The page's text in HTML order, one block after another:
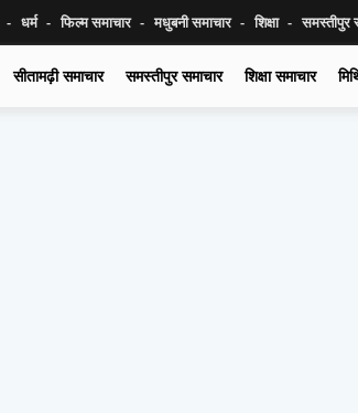
धर्म फिल्म समाचार मधुबनी समाचार शिक्षा समस्तीपुर
सीतामढ़ी समाचार समस्तीपुर समाचार शिक्षा समाचार